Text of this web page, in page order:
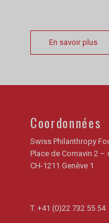
En savoir plus
Coordonnées
Swiss Philanthropy
Place de Cornavin 2
CH-1211 Genève 1
T. +41 (0)22 732 55 54